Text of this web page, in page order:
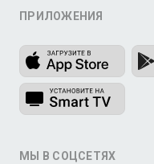
ПРИЛОЖЕНИЯ
МЫ В СОЦСЕТЯХ